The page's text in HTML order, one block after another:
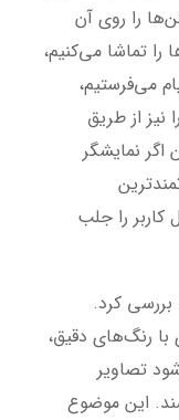
را روی آن
را تماشا می‌کنیم،
می‌فرستیم،
از طریق
نمایشگر
کاربر را جلب
بررسی کرد.
رنگ‌های دقیق،
تصاویر
این موضوع